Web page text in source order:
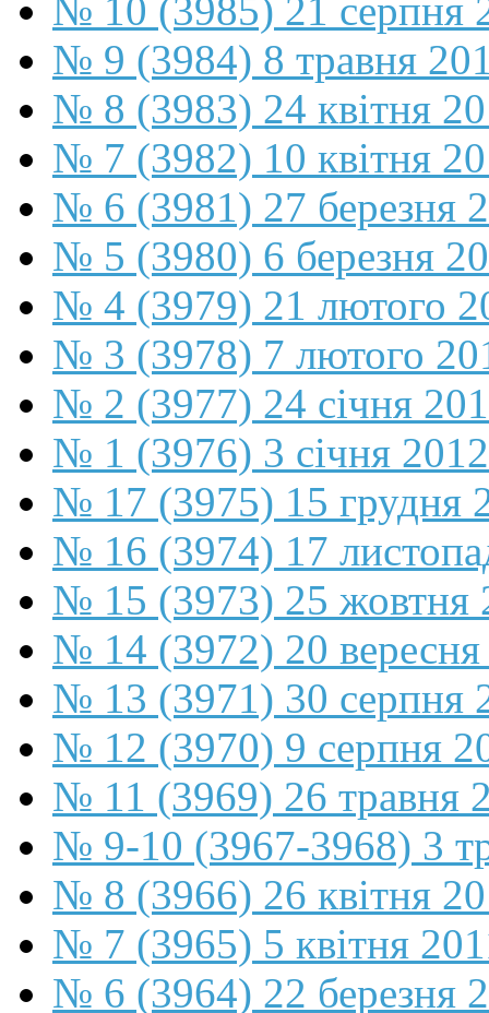
№ 10 (3985) 21 серпня
№ 9 (3984) 8 травня
№ 8 (3983) 24 квітня
№ 7 (3982) 10 квітня
№ 6 (3981) 27 березня
№ 5 (3980) 6 березня
№ 4 (3979) 21 лютого
№ 3 (3978) 7 лютого
№ 2 (3977) 24 січня
№ 1 (3976) 3 січня 2012
№ 17 (3975) 15 грудня
№ 16 (3974) 17
№ 15 (3973) 25 жовтня
№ 14 (3972) 20 вересня
№ 13 (3971) 30 серпня
№ 12 (3970) 9 серпня
№ 11 (3969) 26 травня
№ 9-10 (3967-3968) 3
№ 8 (3966) 26 квітня
№ 7 (3965) 5 квітня
№ 6 (3964) 22 березня